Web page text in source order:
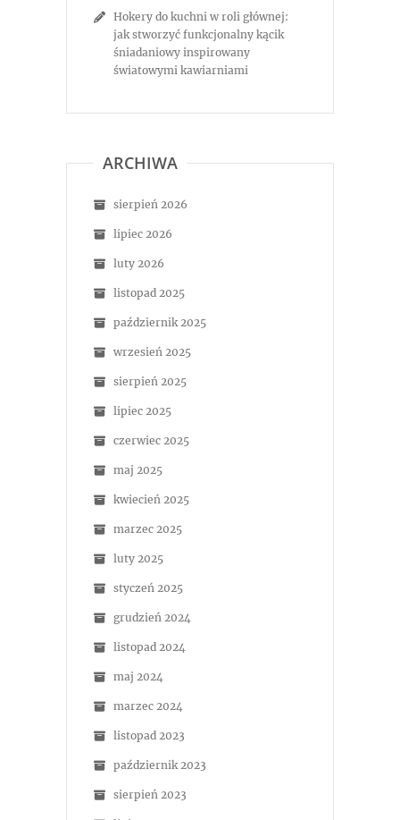
Hokery do kuchni w roli głównej:
jak stworzyć funkcjonalny kącik
śniadaniowy inspirowany
światowymi kawiarniami
ARCHIWA
sierpień 2026
lipiec 2026
luty 2026
listopad 2025
październik 2025
wrzesień 2025
sierpień 2025
lipiec 2025
czerwiec 2025
maj 2025
kwiecień 2025
marzec 2025
luty 2025
styczeń 2025
grudzień 2024
listopad 2024
maj 2024
marzec 2024
listopad 2023
październik 2023
sierpień 2023